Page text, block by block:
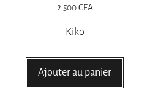
2 500 CFA
Kiko
Ajouter au panier